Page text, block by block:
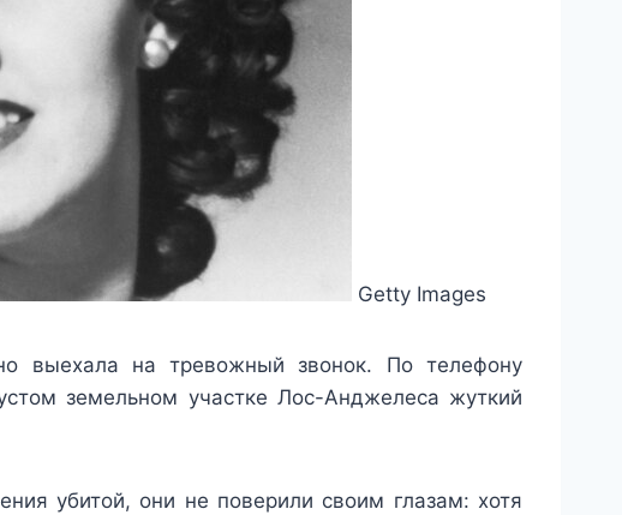
Getty Images
выехала на тревожный звонок. По телефону
земельном участке Лос-Анджелеса жуткий
убитой, они не поверили своим глазам: хотя